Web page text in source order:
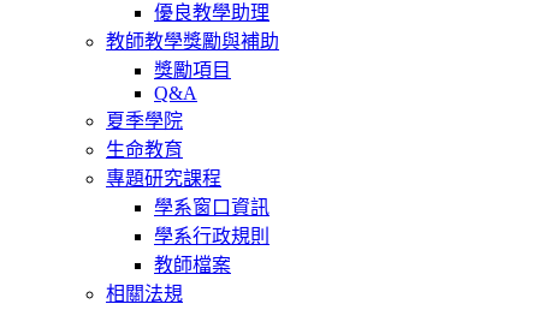
優良教學助理
教師教學獎勵與補助
獎勵項目
Q&A
夏季學院
生命教育
專題研究課程
學系窗口資訊
學系行政規則
教師檔案
相關法規